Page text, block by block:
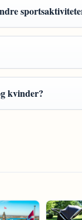
kvinder?